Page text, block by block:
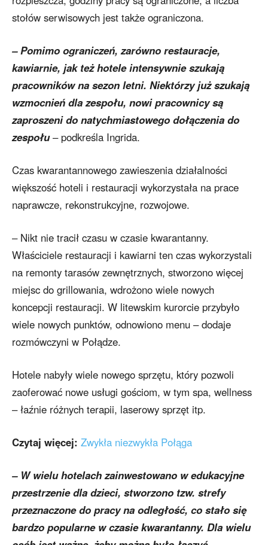
stołów serwisowych jest także ograniczona.
– Pomimo ograniczeń, zarówno restauracje,
kawiarnie, jak też hotele intensywnie szukają
pracowników na sezon letni. Niektórzy już szukają
wzmocnień dla zespołu, nowi pracownicy są
zaproszeni do natychmiastowego dołączenia do
zespołu– podkreśla Ingrida.
Czas kwarantannowego zawieszenia działalności
większość hoteli i restauracji wykorzystała na prace
naprawcze, rekonstrukcyjne, rozwojowe.
– Nikt nie tracił czasu w czasie kwarantanny.
Właściciele restauracji i kawiarni ten czas wykorzystali
na remonty tarasów zewnętrznych, stworzono więcej
miejsc do grillowania, wdrożono wiele nowych
koncepcji restauracji. W litewskim kurorcie przybyło
wiele nowych punktów, odnowiono menu – dodaje
rozmówczyni w Połądze.
Hotele nabyły wiele nowego sprzętu, który pozwoli
zaoferować nowe usługi gościom, w tym spa, wellness
– łaźnie różnych terapii, laserowy sprzęt itp.
Czytaj więcej: Zwykła niezwykła Połąga
– W wielu hotelach zainwestowano w edukacyjne
przestrzenie dla dzieci, stworzono tzw. strefy
przeznaczone do pracy na odległość, co stało się
bardzo popularne w czasie kwarantanny. Dla wielu